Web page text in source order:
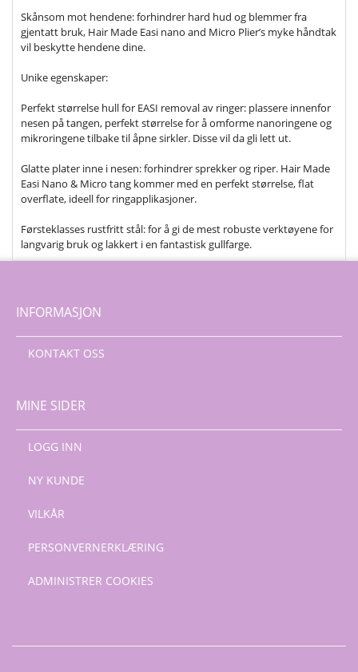
Skånsom mot hendene: forhindrer hard hud og blemmer fra
gjentatt bruk, Hair Made Easi nano and Micro Plier’s myke håndtak
vil beskytte hendene dine.
Unike egenskaper:
Perfekt størrelse hull for EASI removal av ringer: plassere innenfor
nesen på tangen, perfekt størrelse for å omforme nanoringene og
mikroringene tilbake til åpne sirkler. Disse vil da gli lett ut.
Glatte plater inne i nesen: forhindrer sprekker og riper. Hair Made
Easi Nano & Micro tang kommer med en perfekt størrelse, flat
overflate, ideell for ringapplikasjoner.
Førsteklasses rustfritt stål: for å gi de mest robuste verktøyene for
langvarig bruk og lakkert i en fantastisk gullfarge.
INFORMASJON
KONTAKT OSS
MINE SIDER
LOGG INN
NY KUNDE
VILKÅR
PERSONVERNERKLÆRING
ADMINISTRER COOKIES